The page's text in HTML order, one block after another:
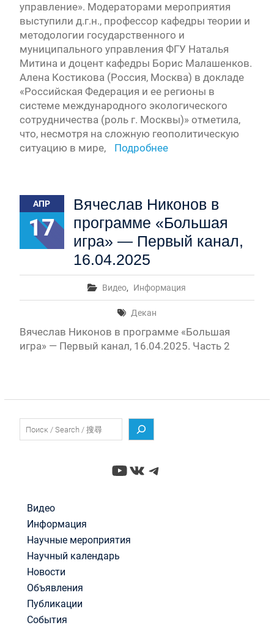
управление». Модераторами мероприятия
выступили д.г.н., профессор кафедры теории и
методологии государственного и
муниципального управления ФГУ Наталья
Митина и доцент кафедры Борис Малашенков.
Алена Костикова (Россия, Москва) в докладе
«Российская Федерация и ее регионы в
системе международного экологического
сотрудничества (роль г. Москвы)» отметила,
что, несмотря на сложную геополитическую
ситуацию в мире,
Подробнее
АПР
17
Вячеслав Никонов в
программе «Большая
игра» — Первый канал,
16.04.2025
Видео, Информация
Декан
Вячеслав Никонов в программе «Большая
игра» — Первый канал, 16.04.2025. Часть 2
YouTube
ВКонтакте
Telegram
Видео
Информация
Научные мероприятия
Научный календарь
Новости
Объявления
Публикации
События